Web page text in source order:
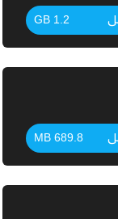
1.2 GB
689.8 MB